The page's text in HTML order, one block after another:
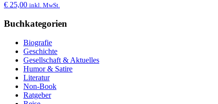
€ 25,00 inkl. MwSt.
Buchkategorien
Biografie
Geschichte
Gesellschaft & Aktuelles
Humor & Satire
Literatur
Non-Book
Ratgeber